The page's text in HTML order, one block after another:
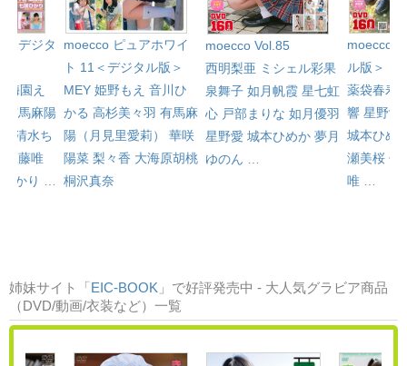
＜デジタ
梅園え
有馬麻陽
清水ち
工藤唯
かり …
moecco ピュアホワイ
ト 11＜デジタル版＞
MEY 姫野もえ 音川ひ
かる 高杉美々羽 有馬麻
陽（月見里愛莉）
華咲
陽菜 梨々香 大海原胡桃
桐沢真奈
moecco Vol.85
西明梨亜 ミシェル彩果
泉舞子 如月帆霞 星七虹
心 戸部まりな 如月優羽
星野愛 城本ひめか 夢月
ゆのん
moecco
ル版＞
薬袋春寿
響 星野愛
城本ひめ
瀬美桜 佐
唯 …
姉妹サイト「EIC-BOOK 」で好評発売中 - 大人気グラビア商品
（DVD/動画/衣装など）一覧